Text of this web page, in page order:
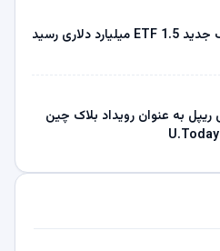
XRP به نقطه عطف جدید ETF 1.5 میلیارد دلاری رسید
ریپل به عنوان رویداد بلاک چین